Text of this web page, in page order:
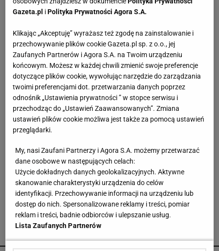
Kochały je nasze babcie. Garnki żeliwne są
niezastąpione w letniej i jesiennej kuchni
Vintage gramofony wracają do łask. Polacy na
nowo pokochali vinyle
Jeden wakacyjny nawyk może mieć
nieprzyjemne konsekwencje. Też tak robisz?
MATERIAŁ PROMOCYJNY
Znalazłam idealne, tanie narożniki z funkcją
spania i pojemnikiem na pościel. Są w boskich
kolorach
Gazeta.pl iPolityka Prywatności Agora S.A.
Klikając „Akceptuję” wyrażasz też zgodę na zainstalowanie i
przechowywanie plików cookie Gazeta.pl sp. z o.o., jej
Zaufanych Partnerów i Agora S.A. na Twoim urządzeniu
końcowym. Możesz w każdej chwili zmienić swoje preferencje
dotyczące plików cookie, wywołując narzędzie do zarządzania
twoimi preferencjami dot. przetwarzania danych poprzez
odnośnik „Ustawienia prywatności ” w stopce serwisu i
przechodząc do „Ustawień Zaawansowanych”. Zmiana
ustawień plików cookie możliwa jest także za pomocą ustawień
przeglądarki.
My, nasi Zaufani Partnerzy i Agora S.A. możemy przetwarzać
dane osobowe w następujących celach:
Użycie dokładnych danych geolokalizacyjnych. Aktywne
skanowanie charakterystyki urządzenia do celów
identyfikacji. Przechowywanie informacji na urządzeniu lub
dostęp do nich. Spersonalizowane reklamy i treści, pomiar
reklam i treści, badnie odbiorców i ulepszanie usług.
Lista Zaufanych Partnerów